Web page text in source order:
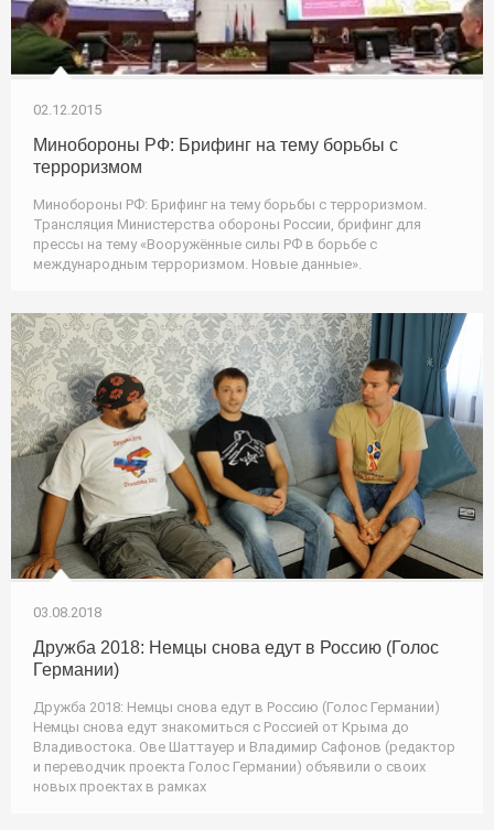
02.12.2015
Минобороны РФ: Брифинг на тему борьбы с
терроризмом
Минобороны РФ: Брифинг на тему борьбы с терроризмом.
Трансляция Министерства обороны России, брифинг для
прессы на тему «Вооружённые силы РФ в борьбе с
международным терроризмом. Новые данные».
03.08.2018
Дружба 2018: Немцы снова едут в Россию (Голос
Германии)
Дружба 2018: Немцы снова едут в Россию (Голос Германии)
Немцы снова едут знакомиться с Россией от Крыма до
Владивостока. Ове Шаттауер и Владимир Сафонов (редактор
и переводчик проекта Голос Германии) объявили о своих
новых проектах в рамках